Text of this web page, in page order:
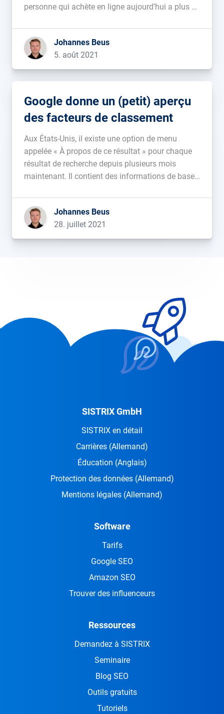
personne qui achète en ligne aujourd’hui a plus de
Johannes Beus
5. août 2021
Google donne un (petit) aperçu
des facteurs de classement
Aux États-Unis, il existe une option de menu
appelée « À propos de ce résultat » pour chaque
résultat de recherche depuis plusieurs mois
maintenant. Il contient des informations de base
connexion est cryptée. De nouvelles informations
ont […]...
Johannes Beus
28. juillet 2021
SISTRIX GmbH
SISTRIX en détail
Carrières (Allemand)
Éducation (Anglais)
Protection des données (Allemand)
Mentions légales (Allemand)
Software
Tarifs
Google SEO
Amazon SEO
Trouver des influenceurs
Ressources
Demandez à SISTRIX
Seminaire
Blog SEO
Outils gratuits
Tutoriels